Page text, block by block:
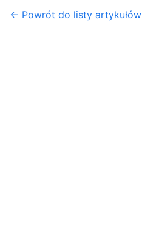
← Powrót do listy artykułów